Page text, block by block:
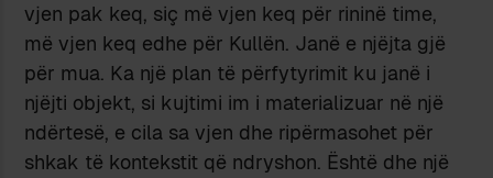
vjen pak keq, siç më vjen keq për rininë time,
më vjen keq edhe për Kullën. Janë e njëjta gjë
për mua. Ka një plan të përfytyrimit ku janë i
njëjti objekt, si kujtimi im i materializuar në një
ndërtesë, e cila sa vjen dhe ripërmasohet për
shkak të kontekstit që ndryshon. Është dhe një